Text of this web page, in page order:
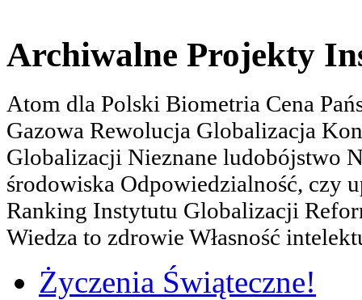
Archiwalne Projekty
Atom dla Polski Biometria Cena
Gazowa Rewolucja Globalizacja
Globalizacji Nieznane ludobójstwo
środowiska Odpowiedzialność, czy
Ranking Instytutu Globalizacji
Wiedza to zdrowie Własność
Życzenia Świąteczne!